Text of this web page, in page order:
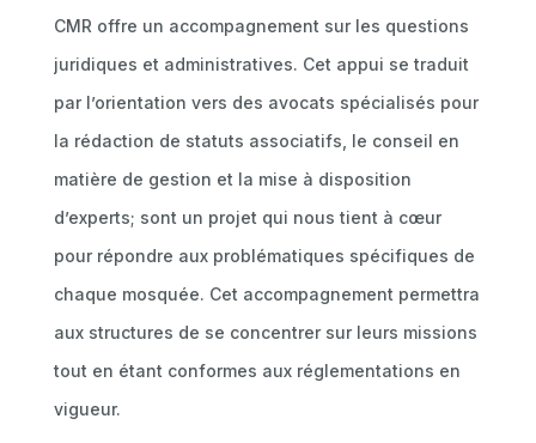
CMR offre un accompagnement sur les questions
juridiques et administratives. Cet appui se traduit
par l’orientation vers des avocats spécialisés pour
la rédaction de statuts associatifs, le conseil en
matière de gestion et la mise à disposition
d’experts; sont un projet qui nous tient à cœur
pour répondre aux problématiques spécifiques de
chaque mosquée. Cet accompagnement permettra
aux structures de se concentrer sur leurs missions
tout en étant conformes aux réglementations en
vigueur.